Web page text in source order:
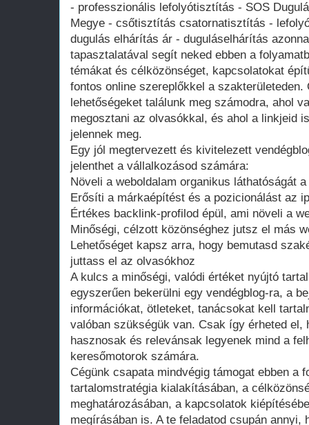
- professzionális lefolyótisztítás - SOS
Megye - csőtisztítás csatornatisztítás -
dugulás elhárítás ár - duguláselhárítás
tapasztalatával segít neked ebben a
témákat és célközönséget, kapcsolatokat
fontos online szereplőkkel a szakterületeden.
lehetőségeket találunk meg számodra, ahol
megosztani az olvasókkal, és ahol a linkjeid
jelennek meg.
Egy jól megtervezett és kivitelezett
jelenthet a vállalkozásod számára:
Növeli a weboldalam organikus láthatóságát
Erősíti a márkaépítést és a pozicionálást az
Értékes backlink-profilod épül, ami növeli a
Minőségi, célzott közönséghez jutsz el más
Lehetőséget kapsz arra, hogy bemutasd
juttass el az olvasókhoz
A kulcs a minőségi, valódi értéket nyújtó
egyszerűen bekerülni egy vendégblog-ra, a
információkat, ötleteket, tanácsokat kell
valóban szükségük van. Csak így érheted el,
hasznosak és relevánsak legyenek mind a
keresőmotorok számára.
Cégünk csapata mindvégig támogat ebben a
tartalomstratégia kialakításában, a
meghatározásában, a kapcsolatok
megírásában is. A te feladatod csupán annyi,